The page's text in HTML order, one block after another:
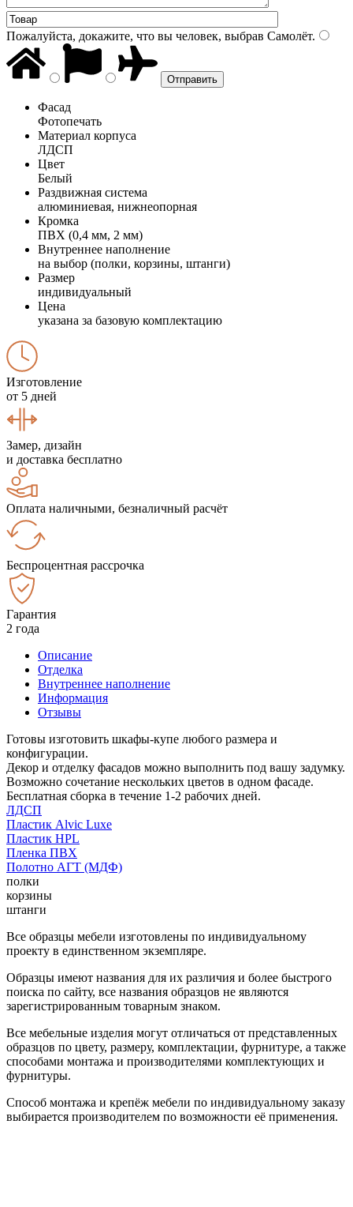
Пожалуйста, докажите, что вы человек, выбрав Самолёт.
Фасад
Фотопечать
Материал корпуса
ЛДСП
Цвет
Белый
Раздвижная система
алюминиевая, нижнеопорная
Кромка
ПВХ (0,4 мм, 2 мм)
Внутреннее наполнение
на выбор (полки, корзины, штанги)
Размер
индивидуальный
Цена
указана за базовую комплектацию
Изготовление
от 5 дней
Замер, дизайн
и доставка бесплатно
Оплата наличными, безналичный расчёт
Беспроцентная рассрочка
Гарантия
2 года
Описание
Отделка
Внутреннее наполнение
Информация
Отзывы
Готовы изготовить шкафы-купе любого размера и
конфигурации.
Декор и отделку фасадов можно выполнить под вашу задумку.
Возможно сочетание нескольких цветов в одном фасаде.
Бесплатная сборка в течение 1-2 рабочих дней.
ЛДСП
Пластик Alvic Luxe
Пластик HPL
Пленка ПВХ
Полотно АГТ (МДФ)
полки
корзины
штанги
Все образцы мебели изготовлены по индивидуальному
проекту в единственном экземпляре.
Образцы имеют названия для их различия и более быстрого
поиска по сайту, все названия образцов не являются
зарегистрированным товарным знаком.
Все мебельные изделия могут отличаться от представленных
образцов по цвету, размеру, комплектации, фурнитуре, а также
способами монтажа и производителями комплектующих и
фурнитуры.
Способ монтажа и крепёж мебели по индивидуальному заказу
выбирается производителем по возможности её применения.